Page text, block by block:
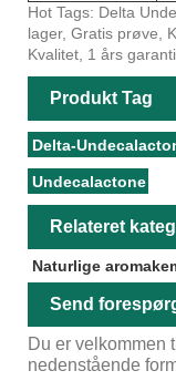
Hot Tags: Delta
lager, Gratis prøve,
Kvalitet, 1 års garanti
Produkt Tag
Delta-
Undecalactone
Relateret
Naturlige
Send
Du er velkommen
nedenstående